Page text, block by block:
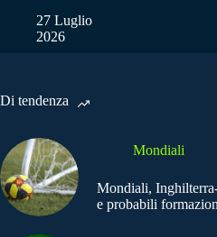
27 Luglio
2026
Di tendenza
Mondiali
Mondiali,
e probabili